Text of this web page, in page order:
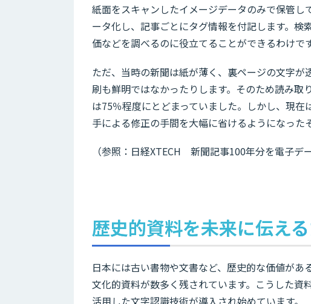
紙面をスキャンしたイメージデータのみで保管
ータ化し、記事ごとにタグ情報を付記します。
価などを調べるのに役立てることができるわけです
ただ、当時の新聞は紙が薄く、裏ページの文字
刷も鮮明ではなかったりします。そのため読み取
は75％程度にとどまっていました。しかし、現
手による修正の手間を大幅に省けるようになった
（参照：日経XTECH 新聞記事100年分を電子デ
歴史的資料を未来に伝え
日本には古い書物や文書など、歴史的な価値が
文化的資料が数多く残されています。こうした
活用した文字認識技術が導入され始めています。